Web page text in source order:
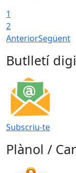
1
2
AnteriorSegüent
Butlletí
Subscriu-te
Plànol /